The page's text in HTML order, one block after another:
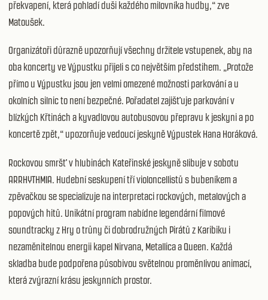
překvapení, která pohladí duši každého milovníka hudby,“ zve
Matoušek.
Organizátoři důrazně upozorňují všechny držitele vstupenek, aby na
oba koncerty ve Výpustku přijeli s co největším předstihem. „Protože
přímo u Výpustku jsou jen velmi omezené možnosti parkování a u
okolních silnic to není bezpečné. Pořadatel zajišťuje parkování v
blízkých Křtinách a kyvadlovou autobusovou přepravu k jeskyni a po
koncertě zpět,“ upozorňuje vedoucí jeskyně Výpustek Hana Horáková.
Rockovou smršť v hlubinách Kateřinské jeskyně slibuje v sobotu
ARRHYTHMIA. Hudební seskupení tří violoncellistů s bubeníkem a
zpěvačkou se specializuje na interpretaci rockových, metalových a
popových hitů. Unikátní program nabídne legendární filmové
soundtracky z Hry o trůny či dobrodružných Pirátů z Karibiku i
nezaměnitelnou energii kapel Nirvana, Metallica a Queen. Každá
skladba bude podpořena působivou světelnou proměnlivou animací,
která zvýrazní krásu jeskynních prostor.